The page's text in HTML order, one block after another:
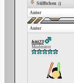
Stifftchen ;)
Autor
Autor
hiti23
Moderator